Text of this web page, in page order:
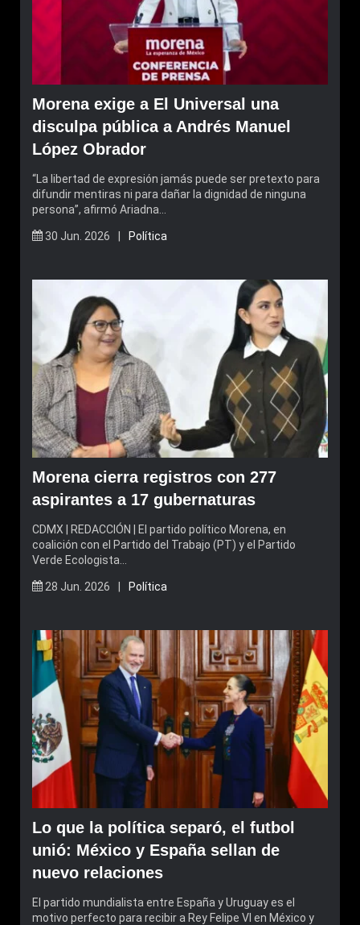
Morena exige a El Universal una
disculpa pública a Andrés Manuel
López Obrador
“La libertad de expresión jamás puede ser pretexto para
difundir mentiras ni para dañar la dignidad de ninguna
persona”, afirmó Ariadna…
30 Jun. 2026 | Política
Morena cierra registros con 277
aspirantes a 17 gubernaturas
CDMX | REDACCIÓN | El partido político Morena, en
coalición con el Partido del Trabajo (PT) y el Partido
Verde Ecologista…
28 Jun. 2026 | Política
Lo que la política separó, el futbol
unió: México y España sellan de
nuevo relaciones
El partido mundialista entre España y Uruguay es el
motivo perfecto para recibir a Rey Felipe VI en México y